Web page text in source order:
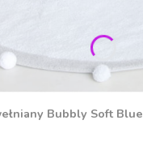
Bubbly Soft Blue